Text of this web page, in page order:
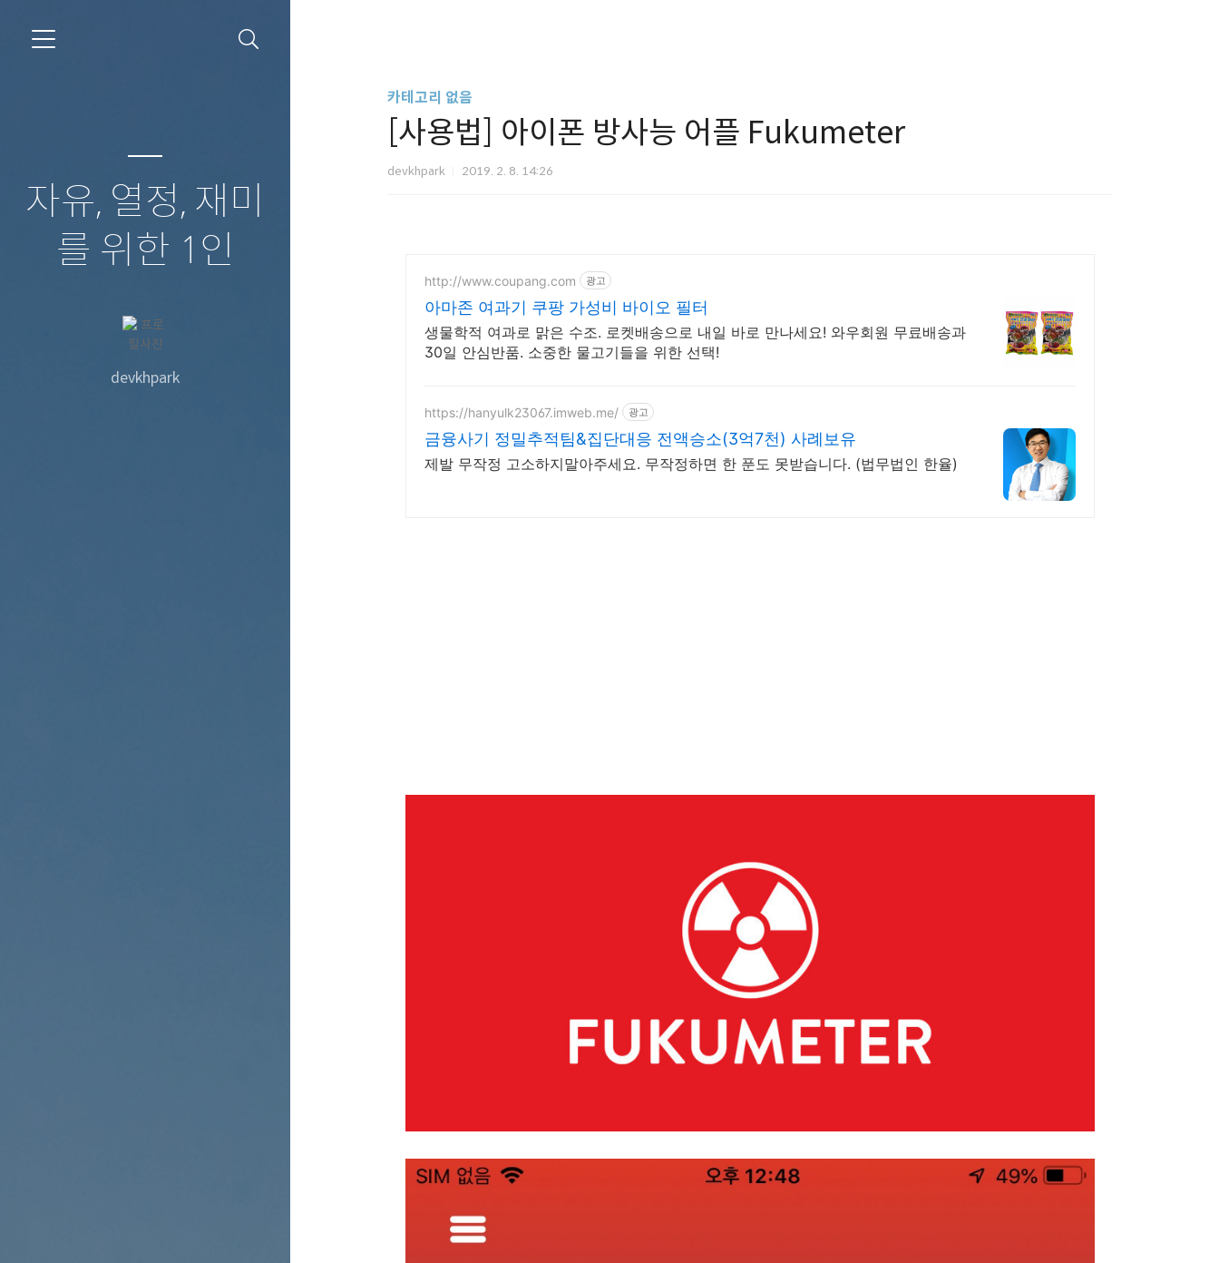
자유, 열정, 재미
를 위한 1인
devkhpark
카테고리 없음
[사용법] 아이폰 방사능 어플 Fukumeter
devkhpark 2019. 2. 8. 14:26
http://www.coupang.com 광고
아마존 여과기 쿠팡 가성비 바이오 필터
생물학적 여과로 맑은 수조. 로켓배송으로 내일 바로 만나세요! 와우회원 무료배송과
30일 안심반품. 소중한 물고기들을 위한 선택!
https://hanyulk23067.imweb.me/ 광고
금융사기 정밀추적팀&집단대응 전액승소(3억7천) 사례보유
제발 무작정 고소하지말아주세요. 무작정하면 한 푼도 못받습니다. (법무법인 한율)